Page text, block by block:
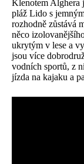
Klenotem Alghera
pláž Lido s
rozhodně zůstává
něco
ukrytým v lese a
jsou více
vodních sportů, z
jízda na kajaku a